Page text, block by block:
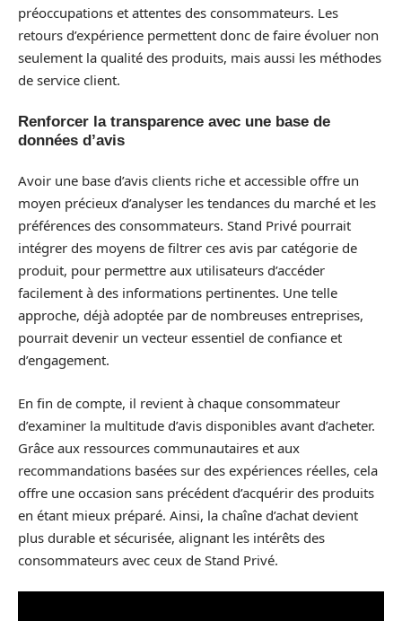
préoccupations et attentes des consommateurs. Les
retours d’expérience permettent donc de faire évoluer non
seulement la qualité des produits, mais aussi les méthodes
de service client.
Renforcer la transparence avec une base de
données d’avis
Avoir une base d’avis clients riche et accessible offre un
moyen précieux d’analyser les tendances du marché et les
préférences des consommateurs. Stand Privé pourrait
intégrer des moyens de filtrer ces avis par catégorie de
produit, pour permettre aux utilisateurs d’accéder
facilement à des informations pertinentes. Une telle
approche, déjà adoptée par de nombreuses entreprises,
pourrait devenir un vecteur essentiel de confiance et
d’engagement.
En fin de compte, il revient à chaque consommateur
d’examiner la multitude d’avis disponibles avant d’acheter.
Grâce aux ressources communautaires et aux
recommandations basées sur des expériences réelles, cela
offre une occasion sans précédent d’acquérir des produits
en étant mieux préparé. Ainsi, la chaîne d’achat devient
plus durable et sécurisée, alignant les intérêts des
consommateurs avec ceux de Stand Privé.